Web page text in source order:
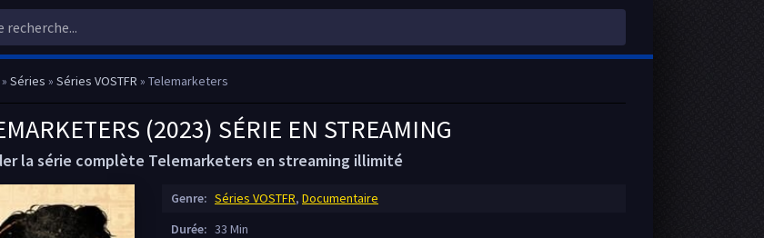
» Séries » Séries VOSTFR » Telemarketers
(2023) SÉRIE EN STREAMING
la série complète Telemarketers en streaming illimité
Genre: Séries VOSTFR, Documentaire
Durée: 33 Min